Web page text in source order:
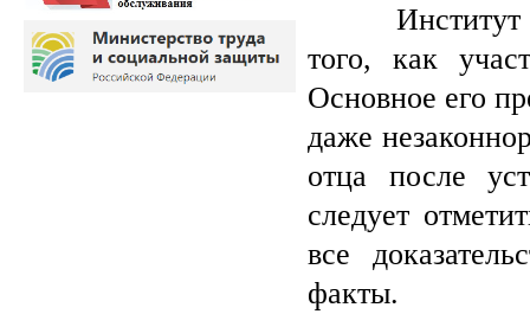
Институт
того, как
Основное его
даже
отца после
следует
все
факты.